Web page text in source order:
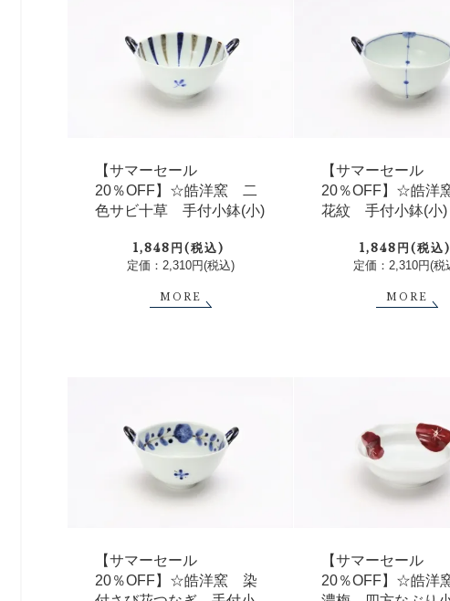
【サマーセール
20％OFF】☆皓洋窯 二
色サビ十草 手付小鉢(小)
1,848円(税込)
定価：2,310円(税込)
MORE
【サマーセール
20％OFF】☆皓洋
花紋 手付小鉢(小)
1,848円(税込)
定価：2,310円(税
MORE
【サマーセール
20％OFF】☆皓洋窯 染
【サマーセール
20％OFF】☆皓洋